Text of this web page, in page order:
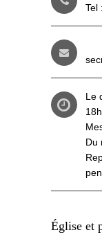
Tel
Le
Du
Église et